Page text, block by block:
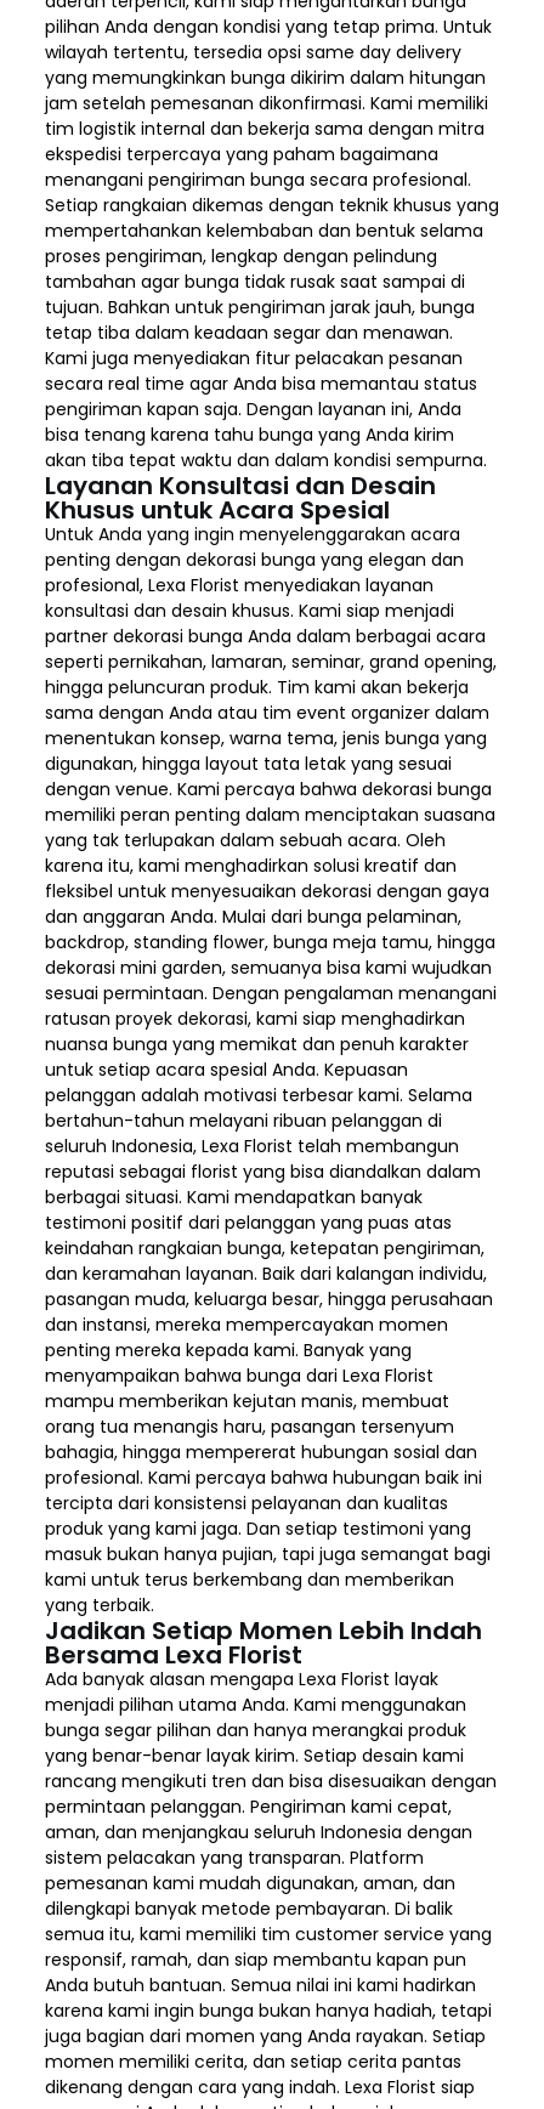
pilihan Anda dengan kondisi yang tetap prima. Untuk
wilayah tertentu, tersedia opsi same day delivery
yang memungkinkan bunga dikirim dalam hitungan
jam setelah pemesanan dikonfirmasi. Kami memiliki
tim logistik internal dan bekerja sama dengan mitra
ekspedisi terpercaya yang paham bagaimana
menangani pengiriman bunga secara profesional.
Setiap rangkaian dikemas dengan teknik khusus yang
mempertahankan kelembaban dan bentuk selama
proses pengiriman, lengkap dengan pelindung
tambahan agar bunga tidak rusak saat sampai di
tujuan. Bahkan untuk pengiriman jarak jauh, bunga
tetap tiba dalam keadaan segar dan menawan.
Kami juga menyediakan fitur pelacakan pesanan
secara real time agar Anda bisa memantau status
pengiriman kapan saja. Dengan layanan ini, Anda
bisa tenang karena tahu bunga yang Anda kirim
akan tiba tepat waktu dan dalam kondisi sempurna.
Layanan Konsultasi dan Desain
Khusus untuk Acara Spesial
Untuk Anda yang ingin menyelenggarakan acara
penting dengan dekorasi bunga yang elegan dan
profesional, Lexa Florist menyediakan layanan
konsultasi dan desain khusus. Kami siap menjadi
partner dekorasi bunga Anda dalam berbagai acara
seperti pernikahan, lamaran, seminar, grand opening,
hingga peluncuran produk. Tim kami akan bekerja
sama dengan Anda atau tim event organizer dalam
menentukan konsep, warna tema, jenis bunga yang
digunakan, hingga layout tata letak yang sesuai
dengan venue. Kami percaya bahwa dekorasi bunga
memiliki peran penting dalam menciptakan suasana
yang tak terlupakan dalam sebuah acara. Oleh
karena itu, kami menghadirkan solusi kreatif dan
fleksibel untuk menyesuaikan dekorasi dengan gaya
dan anggaran Anda. Mulai dari bunga pelaminan,
backdrop, standing flower, bunga meja tamu, hingga
dekorasi mini garden, semuanya bisa kami wujudkan
sesuai permintaan. Dengan pengalaman menangani
ratusan proyek dekorasi, kami siap menghadirkan
nuansa bunga yang memikat dan penuh karakter
untuk setiap acara spesial Anda. Kepuasan
pelanggan adalah motivasi terbesar kami. Selama
bertahun-tahun melayani ribuan pelanggan di
seluruh Indonesia, Lexa Florist telah membangun
reputasi sebagai florist yang bisa diandalkan dalam
berbagai situasi. Kami mendapatkan banyak
testimoni positif dari pelanggan yang puas atas
keindahan rangkaian bunga, ketepatan pengiriman,
dan keramahan layanan. Baik dari kalangan individu,
pasangan muda, keluarga besar, hingga perusahaan
dan instansi, mereka mempercayakan momen
penting mereka kepada kami. Banyak yang
menyampaikan bahwa bunga dari Lexa Florist
mampu memberikan kejutan manis, membuat
orang tua menangis haru, pasangan tersenyum
bahagia, hingga mempererat hubungan sosial dan
profesional. Kami percaya bahwa hubungan baik ini
tercipta dari konsistensi pelayanan dan kualitas
produk yang kami jaga. Dan setiap testimoni yang
masuk bukan hanya pujian, tapi juga semangat bagi
kami untuk terus berkembang dan memberikan
yang terbaik.
Jadikan Setiap Momen Lebih Indah
Bersama Lexa Florist
Ada banyak alasan mengapa Lexa Florist layak
menjadi pilihan utama Anda. Kami menggunakan
bunga segar pilihan dan hanya merangkai produk
yang benar-benar layak kirim. Setiap desain kami
rancang mengikuti tren dan bisa disesuaikan dengan
permintaan pelanggan. Pengiriman kami cepat,
aman, dan menjangkau seluruh Indonesia dengan
sistem pelacakan yang transparan. Platform
pemesanan kami mudah digunakan, aman, dan
dilengkapi banyak metode pembayaran. Di balik
semua itu, kami memiliki tim customer service yang
responsif, ramah, dan siap membantu kapan pun
Anda butuh bantuan. Semua nilai ini kami hadirkan
karena kami ingin bunga bukan hanya hadiah, tetapi
juga bagian dari momen yang Anda rayakan. Setiap
momen memiliki cerita, dan setiap cerita pantas
dikenang dengan cara yang indah. Lexa Florist siap